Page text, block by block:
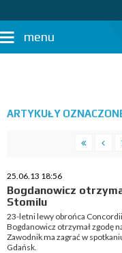
menu
ARTYKUŁY
25.06.13 18:56
Bogdanowicz
Stomilu
23-letni lewy obrońca
Bogdanowicz otrzymał zgodę
Zawodnik ma zagrać w
Gdańsk.